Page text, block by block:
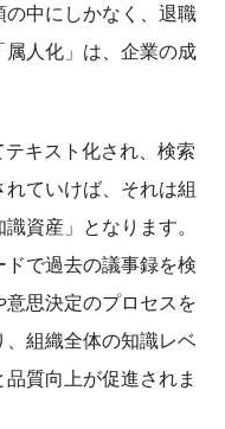
中にしかなく、退職
人化」は、企業の成
キスト化され、検索
ていけば、それは組
資産」となります。
で過去の議事録を検
思決定のプロセスを
組織全体の知識レベ
質向上が促進されま